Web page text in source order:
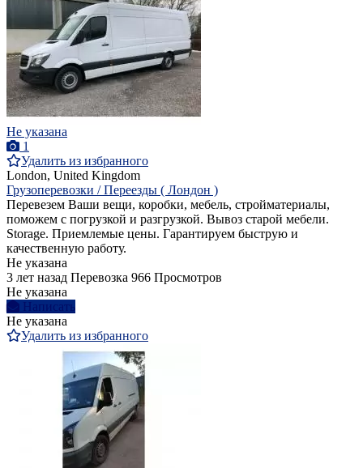
Не указана
1
Удалить из избранного
London, United Kingdom
Грузоперевозки / Переезды ( Лондон )
Перевезем Ваши вещи, коробки, мебель, стройматериалы,
поможем с погрузкой и разгрузкой. Вывоз старой мебели.
Storage. Приемлемые цены. Гарантируем быструю и
качественную работу.
Не указана
3 лет назад Перевозка 966 Просмотров
Не указана
Написать
Не указана
Удалить из избранного